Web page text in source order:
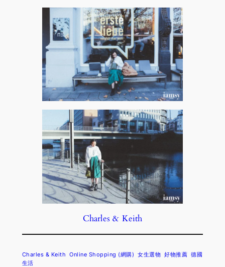
Charles & Keith
Charles & Keith Online Shopping (網購) 女生選物 好物推薦 德國
生活